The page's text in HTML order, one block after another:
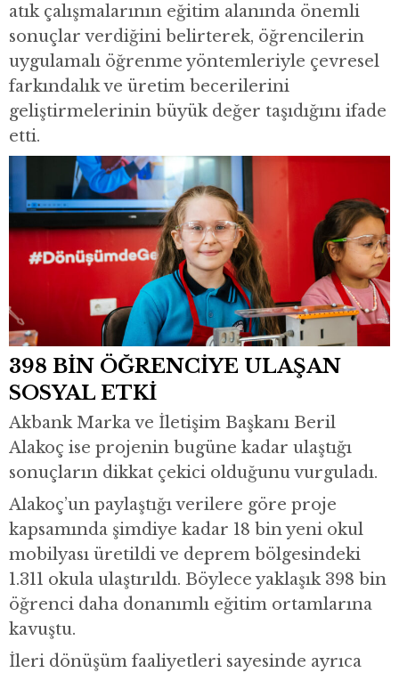
atık çalışmalarının eğitim alanında önemli
sonuçlar verdiğini belirterek, öğrencilerin
uygulamalı öğrenme yöntemleriyle çevresel
farkındalık ve üretim becerilerini
geliştirmelerinin büyük değer taşıdığını ifade
etti.
398 BİN ÖĞRENCİYE ULAŞAN
SOSYAL ETKİ
Akbank Marka ve İletişim Başkanı Beril
Alakoç ise projenin bugüne kadar ulaştığı
sonuçların dikkat çekici olduğunu vurguladı.
Alakoç’un paylaştığı verilere göre proje
kapsamında şimdiye kadar 18 bin yeni okul
mobilyası üretildi ve deprem bölgesindeki
1.311 okula ulaştırıldı. Böylece yaklaşık 398 bin
öğrenci daha donanımlı eğitim ortamlarına
kavuştu.
İleri dönüşüm faaliyetleri sayesinde ayrıca